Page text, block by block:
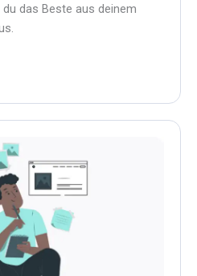
das Beste aus deinem